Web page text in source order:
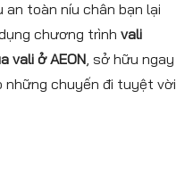
toàn níu chân bạn lại
chương trình vali
vali ở AEON , sở hữu ngay
những chuyến đi tuyệt vời